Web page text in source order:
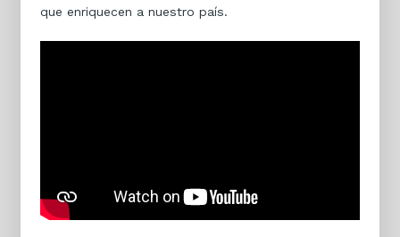
que enriquecen a nuestro país.